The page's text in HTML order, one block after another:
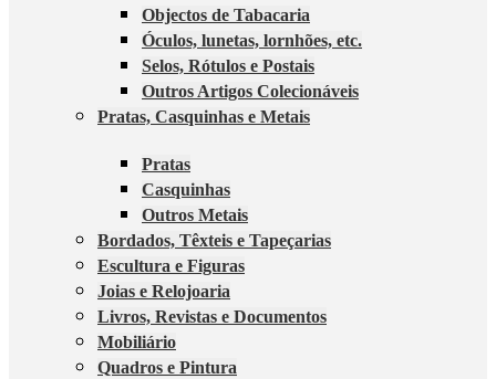
Objectos de Tabacaria
Óculos, lunetas, lornhões, etc.
Selos, Rótulos e Postais
Outros Artigos Colecionáveis
Pratas, Casquinhas e Metais
Pratas
Casquinhas
Outros Metais
Bordados, Têxteis e Tapeçarias
Escultura e Figuras
Joias e Relojoaria
Livros, Revistas e Documentos
Mobiliário
Quadros e Pintura